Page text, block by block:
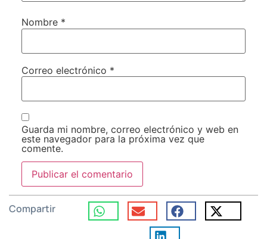
Nombre *
Correo electrónico *
Guarda mi nombre, correo electrónico y web en
este navegador para la próxima vez que
comente.
Compartir